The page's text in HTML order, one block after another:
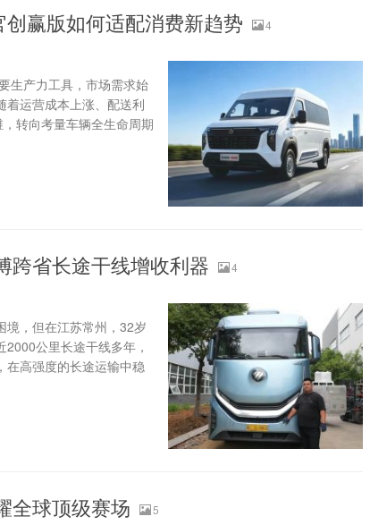
赢版如何适配消费新趋势
4
生产力工具，市场需求始
着运营成本上涨、配送利
转向考量车辆全生命周期
跨省长途干线增收利器
4
境，但在江苏常州，32岁
公里长途干线多年，
在高强度的长途运输中稳
全球顶级赛场 5